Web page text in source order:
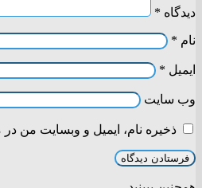
دیدگاه *
نام *
ایمیل *
وب‌ سایت
ذخیره نام، ایمیل و وبسایت من